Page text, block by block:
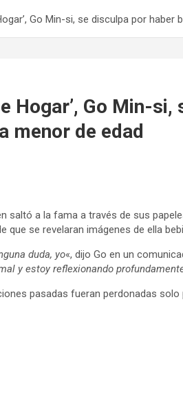
Go Min-si, se disculpa por
Hogar’, Go Min-
menor de edad
saltó a la fama a través de sus
que se revelaran imágenes de ella
duda, yo«, dijo Go en un
y estoy reflexionando
pasadas fueran perdonadas